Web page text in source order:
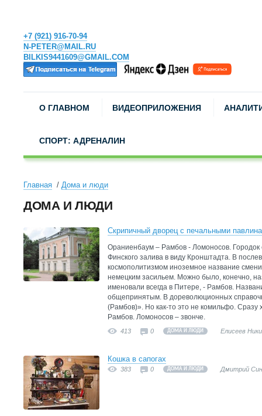
+7 (921) 916-70-94
N-PETER@MAIL.RU
BILKIS9441609@GMAIL.COM
О ГЛАВНОМ ВИДЕОПРИЛОЖЕНИЯ
СПОРТ: АДРЕНАЛИН
Главная Дома и люди
ДОМА И ЛЮДИ
Скрипичный дворец с печальными
Ораниенбаум – Рамбов - Ломоносов. Городок
Финского залива в виду Кронштадта. В
космополитизмом иноземное название
немецким засильем. Можно было, конечно,
именовали всегда в Питере, - Рамбов.
общепринятым. В дореволюционных
(Рамбов)». Но как-то это не комильфо. Сразу
Рамбов. Ломоносов – звонче.
413 0 ДОМА И ЛЮДИ Елисеев
Кошка в сапогах
383 0 ДОМА И ЛЮДИ Дмитрий